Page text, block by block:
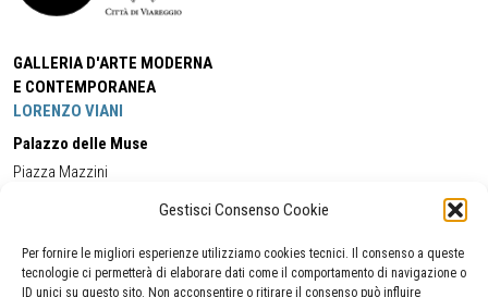
Gestisci Consenso Cookie
Per fornire le migliori esperienze utilizziamo cookies tecnici. Il consenso a queste
tecnologie ci permetterà di elaborare dati come il comportamento di navigazione o
ID unici su questo sito. Non acconsentire o ritirare il consenso può influire
GALLERIA D'ARTE MODERNA
E CONTEMPORANEA
LORENZO VIANI
Palazzo delle Muse
Piazza Mazzini
Cell:+39 338 5714978 (orario apertura Galleria)
Tel:
+39 0584 944580
(orario 09.00/13.00)
Email:gamc@comune.viareggio.lu.it